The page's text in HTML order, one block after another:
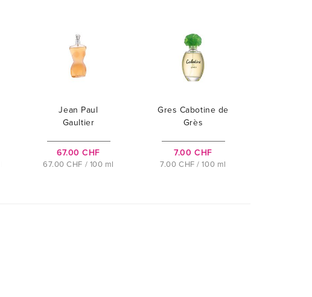
Jean Paul
Gaultier
67.00 CHF
67.00 CHF / 100 ml
Gres Cabotine de
Grès
7.00 CHF
7.00 CHF / 100 ml